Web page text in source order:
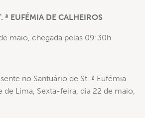
ª EUFÉMIA DE CALHEIROS
maio, chegada pelas 09:30h
no Santuário de St. ª Eufémia
de Lima, Sexta-feira, dia 22 de maio,